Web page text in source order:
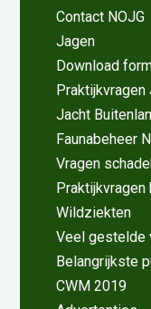
Contact NOJG
Jagen
Download
Praktijkvragen
Jacht
Faunabeheer
Vragen
Wildziekten
Veel gestelde
Belangrijkste
CWM 2019